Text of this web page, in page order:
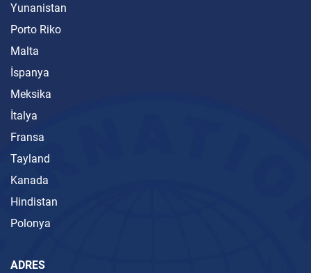
Yunanistan
Porto Riko
Malta
İspanya
Meksika
İtalya
Fransa
Tayland
Kanada
Hindistan
Polonya
ADRES